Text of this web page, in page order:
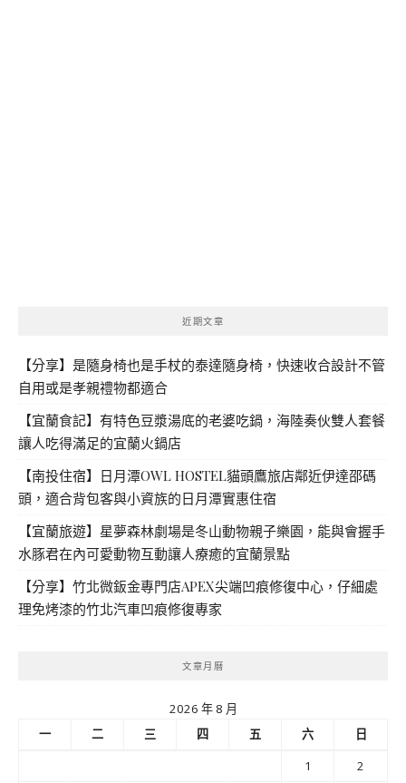
近期文章
【分享】是隨身椅也是手杖的泰達隨身椅，快速收合設計不管
自用或是孝親禮物都適合
【宜蘭食記】有特色豆漿湯底的老婆吃鍋，海陸奏伙雙人套餐
讓人吃得滿足的宜蘭火鍋店
【南投住宿】日月潭OWL HOSTEL貓頭鷹旅店鄰近伊達邵碼
頭，適合背包客與小資族的日月潭實惠住宿
【宜蘭旅遊】星夢森林劇場是冬山動物親子樂園，能與會握手
水豚君在內可愛動物互動讓人療癒的宜蘭景點
【分享】竹北微鈑金專門店APEX尖端凹痕修復中心，仔細處
理免烤漆的竹北汽車凹痕修復專家
文章月曆
2026 年 8 月
一
二 三 四 五 六
日
1
2